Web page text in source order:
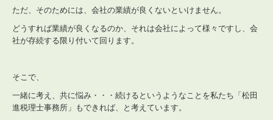
Q&A経営相談
税務カレンダー
個人情報保護法
ただ、そのためには、会社の業績が良くないといけません。
どうすれば業績が良くなるのか、それは会社によって様々ですし、会
社が存続する限り付いて回ります。
そこで、
一緒に考え、共に悩み・・・続けるというようなことを私たち「松田
進税理士事務所」もできれば、と考えています。